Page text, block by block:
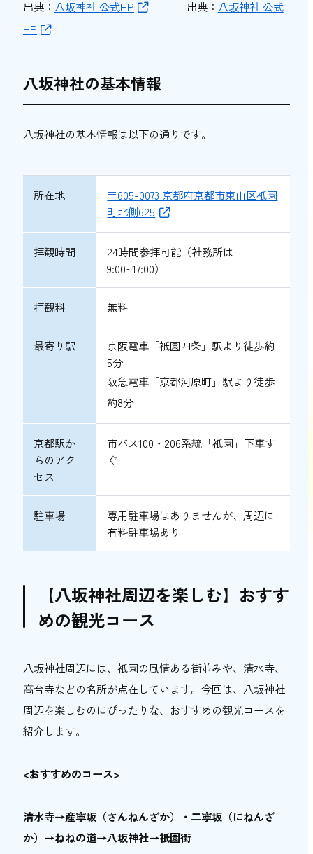
出典： 八坂神社 公式HP 出典： 八坂神社 公式
HP
八坂神社の基本情報
八坂神社の基本情報は以下の通りです。
所在地
〒605-0073 京都府京都市東山区祇園
町北側625
拝観時間
24時間参拝可能（社務所は
9:00~17:00）
拝観料 無料
最寄り駅
京阪電車「祇園四条」駅より徒歩約
5分
阪急電車「京都河原町」駅より徒歩
約8分
京都駅か
らのアク
セス
市バス100・206系統「祇園」下車す
ぐ
駐車場
専用駐車場はありませんが、周辺に
有料駐車場あり
【八坂神社周辺を楽しむ】おすす
めの観光コース
八坂神社周辺には、祇園の風情ある街並みや、清水寺、
高台寺などの名所が点在しています。今回は、八坂神社
周辺を楽しむのにぴったりな、おすすめの観光コースを
紹介します。
<おすすめのコース>
清水寺→産寧坂（さんねんざか）・二寧坂（にねんざ
か）→ねねの道→八坂神社→祇園街